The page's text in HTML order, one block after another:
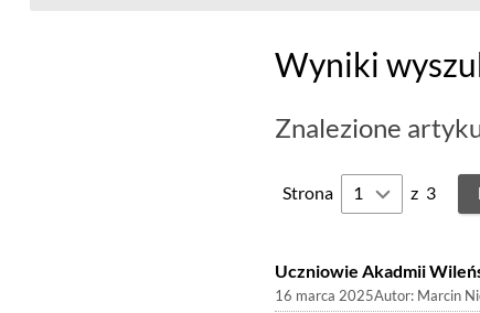
Wyniki
Znalezione
Strona z 3
Uczniowie Akadmii
16 marca 2025Autor: Marcin